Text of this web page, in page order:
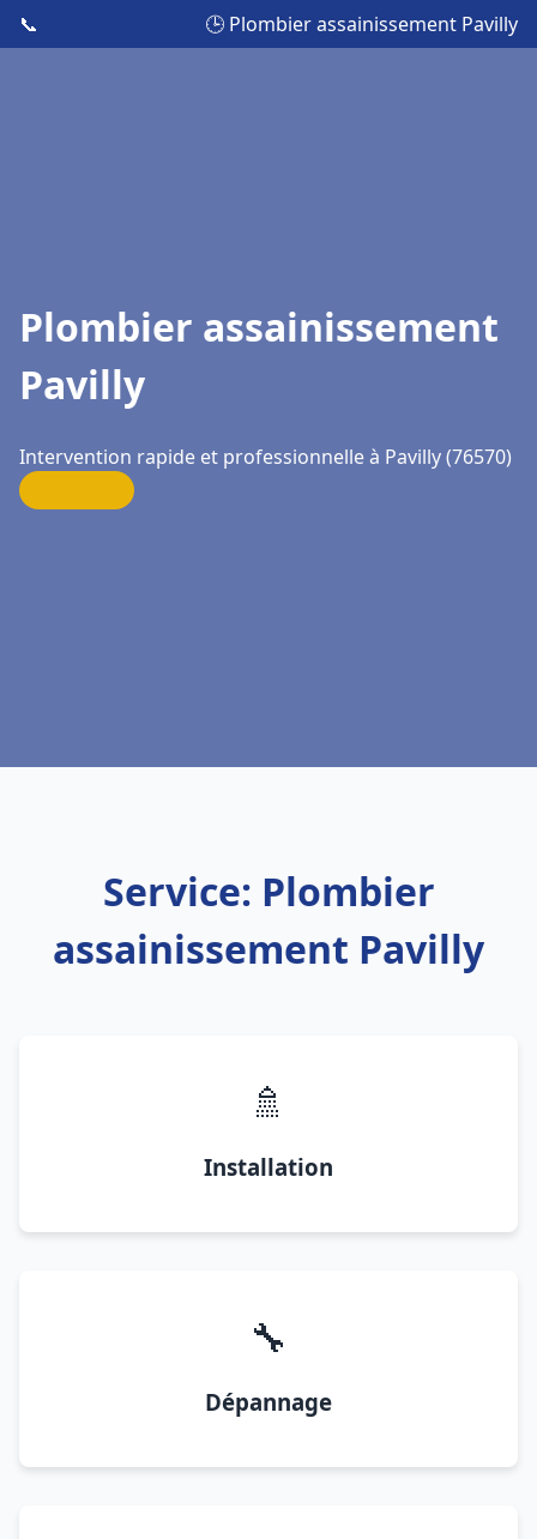
📞 🕒 Plombier assainissement Pavilly
Plombier assainissement
Pavilly
Intervention rapide et professionnelle à Pavilly (76570)
Service: Plombier
assainissement Pavilly
🚿
Installation
🔧
Dépannage